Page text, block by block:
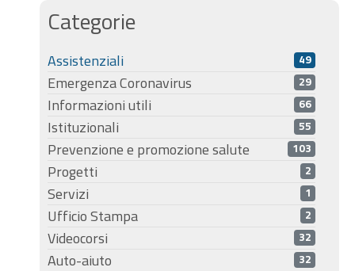
Categorie
Assistenziali 49
Emergenza Coronavirus 29
Informazioni utili 66
Istituzionali 55
Prevenzione e promozione salute 103
Progetti 2
Servizi 1
Ufficio Stampa 2
Videocorsi 32
Auto-aiuto 32